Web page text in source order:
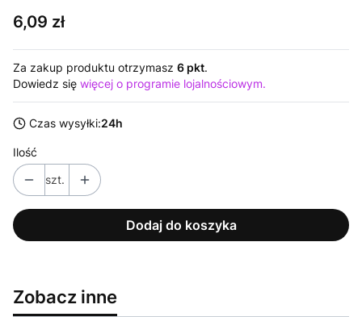
Cena
6,09 zł
Za zakup produktu otrzymasz 6 pkt.
Dowiedz się więcej o programie lojalnościowym.
Czas wysyłki:24h
Ilość
szt.
Dodaj do koszyka
Zobacz inne